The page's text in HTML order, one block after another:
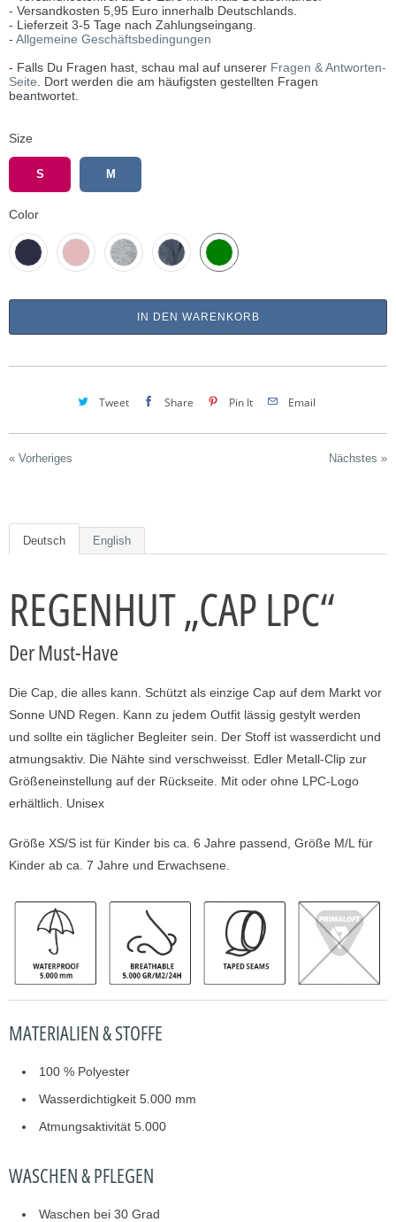
- Versandkosten 5,95 Euro innerhalb Deutschlands.
- Lieferzeit 3-5 Tage nach Zahlungseingang.
- Allgemeine Geschäftsbedingungen
- Falls Du Fragen hast, schau mal auf unserer Fragen & Antworten-
Seite. Dort werden die am häufigsten gestellten Fragen
beantwortet.
Size
S M
Color
IN DEN WARENKORB
Tweet Share Pin It Email
Nächstes »
« Vorheriges
Deutsch English
REGENHUT „CAP LPC“
Der Must-Have
Die Cap, die alles kann. Schützt als einzige Cap auf dem Markt vor
Sonne UND Regen. Kann zu jedem Outfit lässig gestylt werden
und sollte ein täglicher Begleiter sein. Der Stoff ist wasserdicht und
atmungsaktiv. Die Nähte sind verschweisst. Edler Metall-Clip zur
Größeneinstellung auf der Rückseite. Mit oder ohne LPC-Logo
erhältlich. Unisex
Größe XS/S ist für Kinder bis ca. 6 Jahre passend, Größe M/L für
Kinder ab ca. 7 Jahre und Erwachsene.
MATERIALIEN & STOFFE
100 % Polyester
Wasserdichtigkeit 5.000 mm
Atmungsaktivität 5.000
WASCHEN & PFLEGEN
Waschen bei 30 Grad